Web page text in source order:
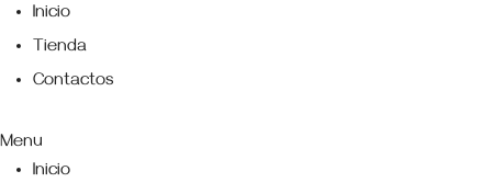
Saltar
contenido
Inicio
Tienda
Contactos
Menu
Inicio